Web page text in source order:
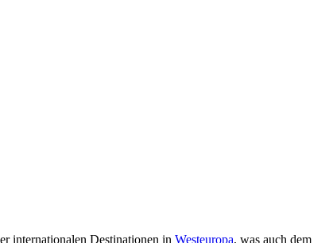
internationalen Destinationen in Westeuropa, was auch dem